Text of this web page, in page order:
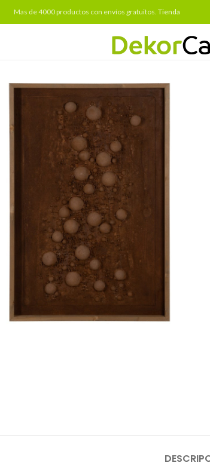
Mas de 4000 productos con envíos gratuitos. Tienda
to enlarge